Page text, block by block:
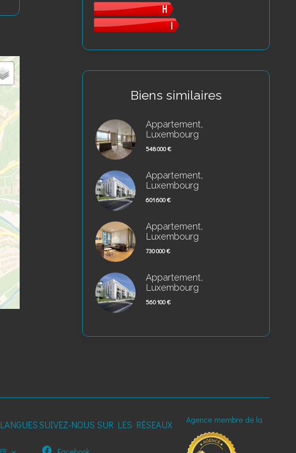
Biens similaires
Appartement,
Luxembourg
548 000 €
Appartement,
Luxembourg
601 600 €
Appartement,
Luxembourg
730 000 €
Appartement,
Luxembourg
560 100 €
LANGUESSUIVEZ-NOUS SUR LES RÉSEAUX Agence membre de la